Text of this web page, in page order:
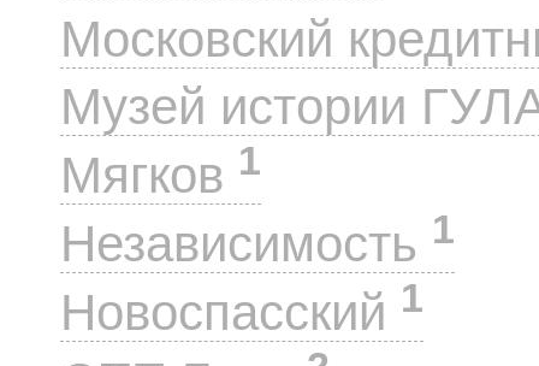
Московский
Музей истории
Мягков 1
Независимость 1
Новоспасский 1